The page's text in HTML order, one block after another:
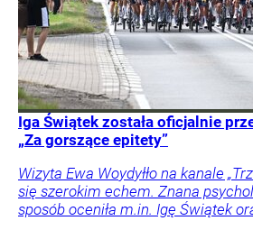
Iga Świątek została oficjalnie
„Za gorszące epitety”
Wizyta Ewa Woydyłło na kanale
się szerokim echem. Znana
sposób oceniła m.in. Igę Świątek